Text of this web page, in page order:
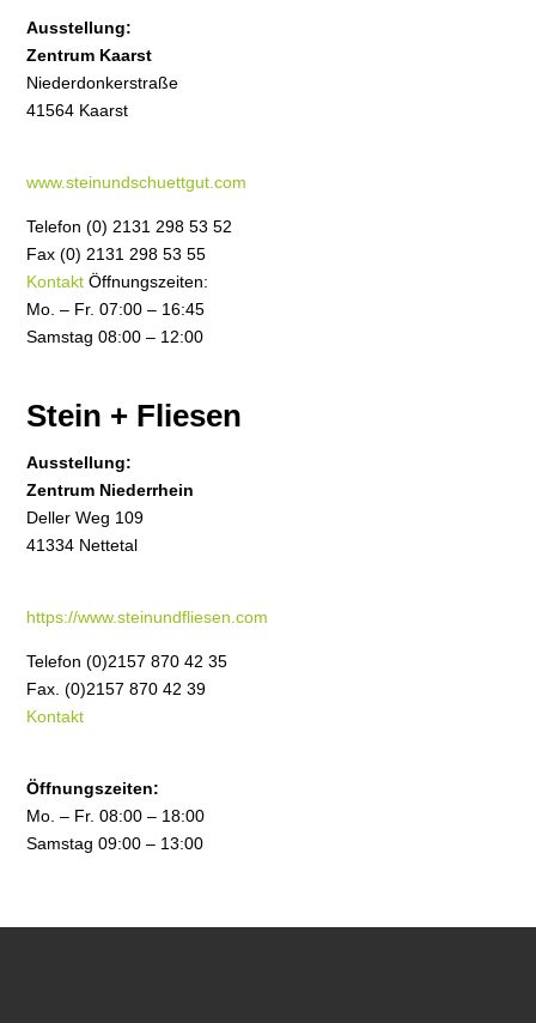
Ausstellung:
Zentrum Kaarst
Niederdonkerstraße
41564 Kaarst
www.steinundschuettgut.com
Telefon (0) 2131 298 53 52
Fax (0) 2131 298 53 55
Kontakt Öffnungszeiten:
Mo. – Fr. 07:00 – 16:45
Samstag 08:00 – 12:00
Stein + Fliesen
Ausstellung:
Zentrum Niederrhein
Deller Weg 109
41334 Nettetal
https://www.steinundfliesen.com
Telefon (0)2157 870 42 35
Fax. (0)2157 870 42 39
Kontakt
Öffnungszeiten:
Mo. – Fr. 08:00 – 18:00
Samstag 09:00 – 13:00